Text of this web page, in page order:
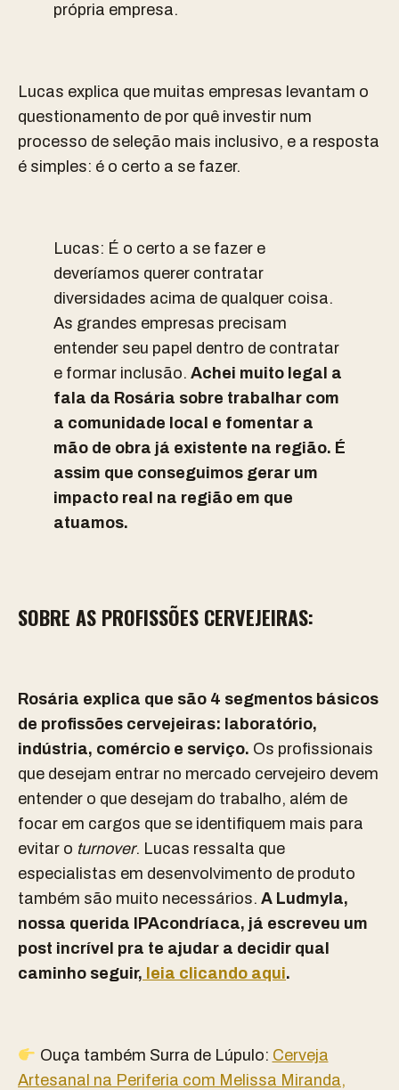
própria empresa.
Lucas explica que muitas empresas levantam o
questionamento de por quê investir num
processo de seleção mais inclusivo, e a resposta
é simples: é o certo a se fazer.
Lucas: É o certo a se fazer e
deveríamos querer contratar
diversidades acima de qualquer coisa.
As grandes empresas precisam
entender seu papel dentro de contratar
e formar inclusão. Achei muito legal a
fala da Rosária sobre trabalhar com
a comunidade local e fomentar a
mão de obra já existente na região. É
assim que conseguimos gerar um
impacto real na região em que
atuamos.
SOBRE AS PROFISSÕES CERVEJEIRAS:
Rosária explica que são 4 segmentos básicos
de profissões cervejeiras: laboratório,
indústria, comércio e serviço. Os profissionais
que desejam entrar no mercado cervejeiro devem
entender o que desejam do trabalho, além de
focar em cargos que se identifiquem mais para
evitar o turnover. Lucas ressalta que
especialistas em desenvolvimento de produto
também são muito necessários. A Ludmyla,
nossa querida IPAcondríaca, já escreveu um
post incrível pra te ajudar a decidir qual
caminho seguir, leia clicando aqui.
Ouça também Surra de Lúpulo: Cerveja
Artesanal na Periferia com Melissa Miranda,